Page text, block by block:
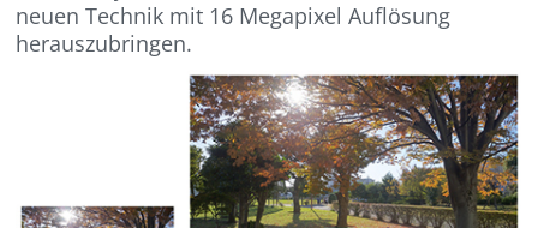
neuen Technik mit 16 Megapixel Auflösung
herauszubringen.